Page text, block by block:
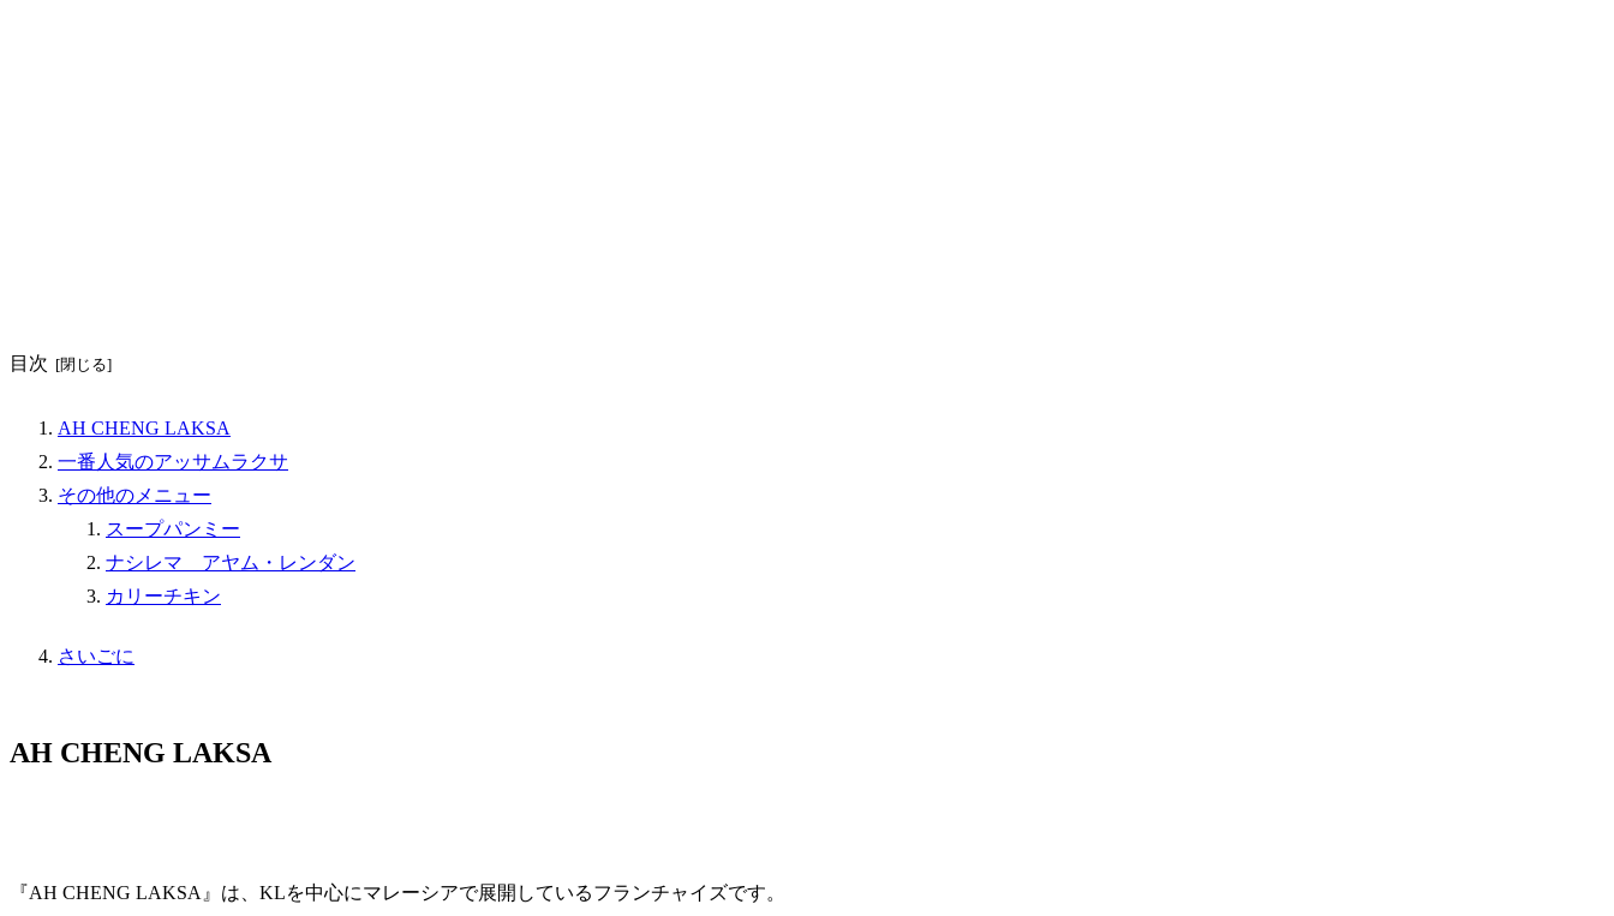
目次
AH CHENG LAKSA
一番人気のアッサムラクサ
その他のメニュー
スープパンミー
ナシレマ アヤム・レンダン
カリーチキン
さいごに
AH CHENG LAKSA
『AH CHENG LAKSA 』は、KLを中心にマレーシアで展開しているフランチャイズです。